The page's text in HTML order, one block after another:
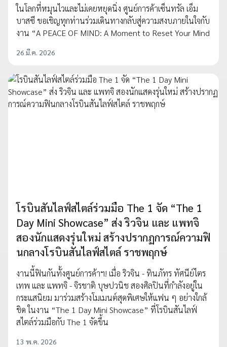
ในโลกที่หมุนไวและไม่เคยหยุดนิ่ง ศูนย์การค้าเซ็นทรัล เอ็ม
บาสซี ขอเชิญทุกท่านร่วมเดินทางกลับสู่ความสงบภายในใจกับ
งาน “A PEACE OF MIND: A Moment to Reset Your Mind
26 มี.ค. 2026
โรบินสันไลฟ์สไตล์ร่วมมือ The 1 จัด “The 1
Day Mini Showcase” ส่ง ริวจิน และ แพทจิ
สองนักแสดงรุ่นใหม่ สร้างปรากฏการณ์ความฟิ
นกลางโรบินสันไลฟ์สไตล์ ราชพฤกษ์
งานนี้ฟินกันทั้งศูนย์การค้าฯ! เมื่อ ริวจิน - ทินภัทร ทัศนีย์ไตร
เทพ และ แพทจิ - จิรชาติ บุษปวนิช สองศิลปินที่กำลังอยู่ใน
กระแสนิยม มาร่วมสร้างโมเมนต์สุดพิเศษให้แฟน ๆ อย่างใกล้
ชิด ในงาน “The 1 Day Mini Showcase” ที่โรบินสันไลฟ์
สไตล์ร่วมมือกับ The 1 จัดขึ้น
13 พ.ค. 2026